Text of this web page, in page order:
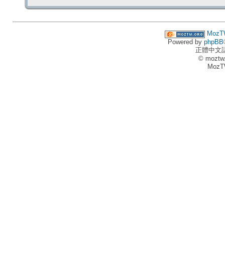
Powered by phpBB
正體中文
©